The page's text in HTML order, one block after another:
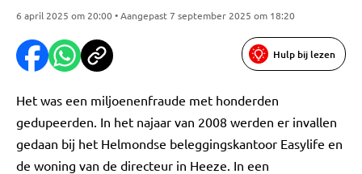
6 april 2025 om 20:00 • Aangepast 7 september 2025 om 18:20
Hulp bij lezen
Het was een miljoenenfraude met honderden
gedupeerden. In het najaar van 2008 werden er invallen
gedaan bij het Helmondse beleggingskantoor Easylife en
de woning van de directeur in Heeze. In een